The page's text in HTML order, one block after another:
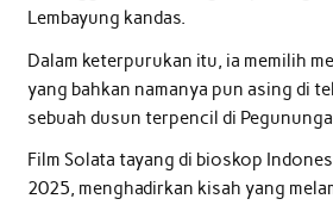
Lembayung kandas.
Dalam keterpurukan itu, ia memilih
yang bahkan namanya pun asing di
sebuah dusun terpencil di
Film Solata tayang di bioskop
2025, menghadirkan kisah yang